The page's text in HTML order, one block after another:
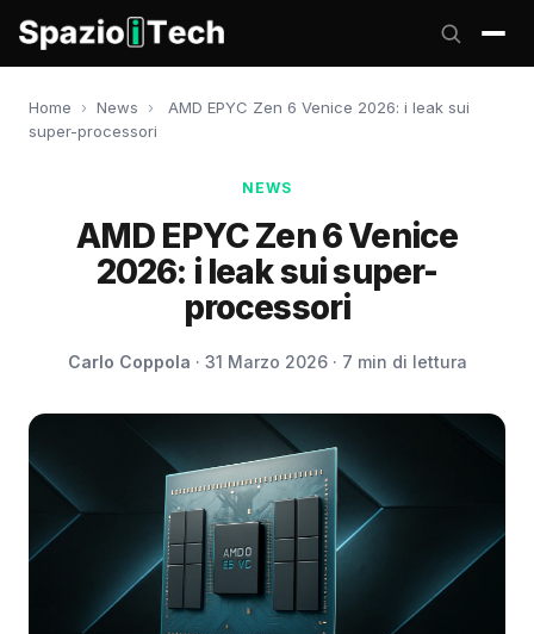
Home › News ›
AMD EPYC Zen 6 Venice 2026: i leak sui
super-processori
NEWS
AMD EPYC Zen 6 Venice
2026: i leak sui super-
processori
Carlo Coppola · 31 Marzo 2026 · 7 min di lettura